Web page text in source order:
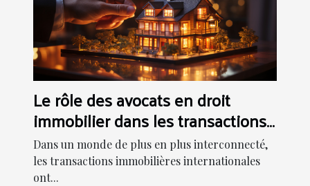
Le rôle des avocats en droit
immobilier dans les transactions
internationales
Dans un monde de plus en plus interconnecté,
les transactions immobilières internationales
ont...